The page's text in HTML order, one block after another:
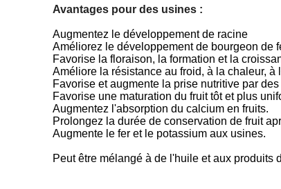
Avantages pour des usines :
Augmentez le développement de racine
Améliorez le développement de bourgeon de
Favorise la floraison, la formation et la
Améliore la résistance au froid, à la chaleur,
Favorise et augmente la prise nutritive par
Favorise une maturation du fruit tôt et plus
Augmentez l'absorption du calcium en fruits.
Prolongez la durée de conservation de fruit
Augmente le fer et le potassium aux usines.
Peut être mélangé à de l'huile et aux produits